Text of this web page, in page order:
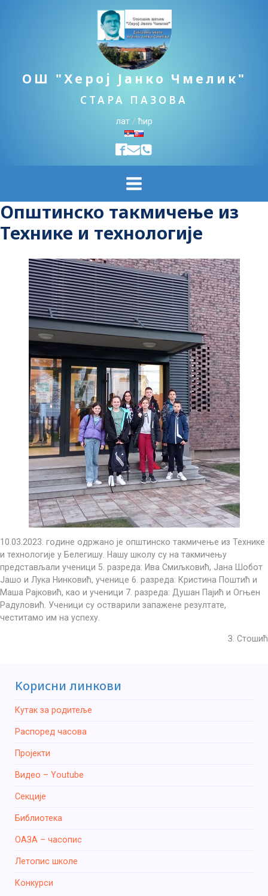
ОШ "Херој Јанко Чмелик"
СТАРА ПАЗОВА
лат/ћир
Општинско такмичење из
Технике и технологије
10.03.2023. године одржано је општинско такмичење из Технике
и технологије у Белегишу. Нашу школу су на такмичењу
представљали ученици 5. разреда: Ива Смиљковић, Јана Шобот
Јашо и Лука Нинковић, ученице 6. разреда: Кристина Поштић и
Маша Рајковић, као и ученици 7. разреда: Душан Пајић и Огњен
Радуловић. Ученици су остварили запажене резултате,
честитамо им на успеху.
З. Стошић
Kорисни линкови
Кутак за родитеље
Распоред часова
Пројекти
Видео – Youtube
Секције
Библиотека
ОАЗА – часопис
Летопис школе
Конкурси